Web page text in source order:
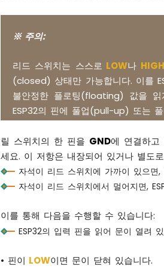
※ 주의:
리드 스위치는 스스로 LOW나 HIGH
(closed) 상태만 가능합니다. 이를
불안정한 플로팅(floating) 값을
ESP32의 핀에 풀업(pull-up) 또는
릴 스위치의 한 핀을 GND에 연결하고
세요. 이 저항은 내장되어 있거나 별도
자석이 리드 스위치에 가까이 있으면,
자석이 리드 스위치에서 멀어지면,
이를 통해 다음을 수행할 수 있습니다:
ESP32의 입력 핀을 읽어 문이 열려
• 핀이 LOW이면 문이 닫혀 있습니다.